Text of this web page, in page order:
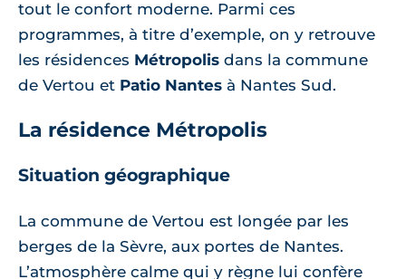
tout le confort moderne. Parmi ces
programmes, à titre d’exemple, on y retrouve
les résidences Métropolis dans la commune
de Vertou et Patio Nantes à Nantes Sud.
La résidence Métropolis
Situation géographique
La commune de Vertou est longée par les
berges de la Sèvre, aux portes de Nantes.
L’atmosphère calme qui y règne lui confère